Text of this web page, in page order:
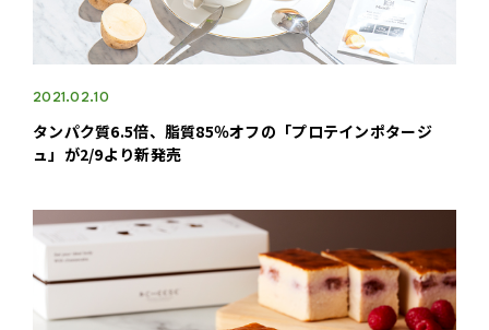
2021.02.10
タンパク質6.5倍、脂質85％オフの「プロテインポタージ
ュ」が2/9より新発売